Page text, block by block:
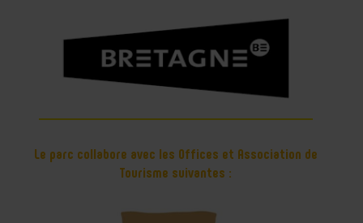
Le parc collabore avec les Offices et Association de
Tourisme suivantes :